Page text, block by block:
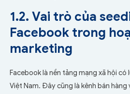
1.2. Vai trò của
Facebook trong
marketing
Facebook là nền tảng mạng xã hội
Việt Nam. Đây cũng là kênh bán